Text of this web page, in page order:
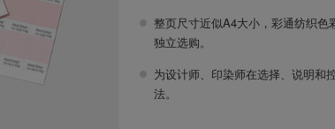
整页尺寸近似A4大小，彩通纺织
独立选购。
为设计师、印染师在选择、说明和
法。